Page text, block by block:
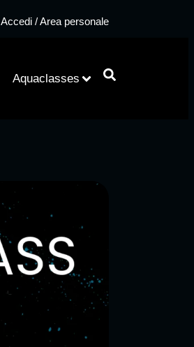
Accedi / Area personale
Aquaclasses